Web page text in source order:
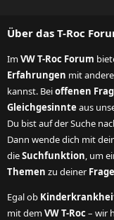
Über das T-Roc
ImVW T-Roc Forum
Erfahrungen mit
kannst. Beioffenen
Gleichgesinnte aus
Du bist auf der Suche
Dann wende dich mit
dieSuchfunktion, um
Themen zu deiner
Egal ob
mit demVW T-Roc– wir